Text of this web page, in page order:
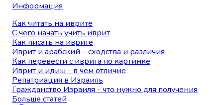
Информация
Как читать на иврите
С чего начать учить иврит
Как писать на иврите
Иврит и арабский – сходства и различия
Как перевести с иврита по картинке
Иврит и идиш - в чем отличие
Репатриация в Израиль
Гражданство Израиля - что нужно для получения
Больше статей